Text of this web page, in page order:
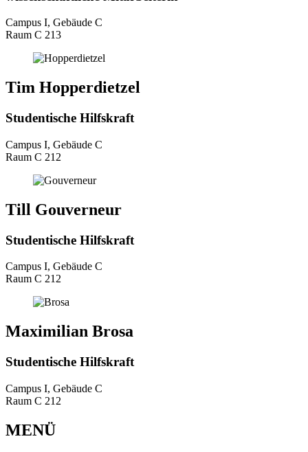
Campus I, Gebäude C
Raum C 213
Tim Hopperdietzel
Studentische Hilfskraft
Campus I, Gebäude C
Raum C 212
Till Gouverneur
Studentische Hilfskraft
Campus I, Gebäude C
Raum C 212
Maximilian Brosa
Studentische Hilfskraft
Campus I, Gebäude C
Raum C 212
MENÜ